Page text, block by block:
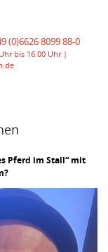
(0)6626 8099 88-0
bis 16.00 Uhr |
Pferd im Stall“ mit